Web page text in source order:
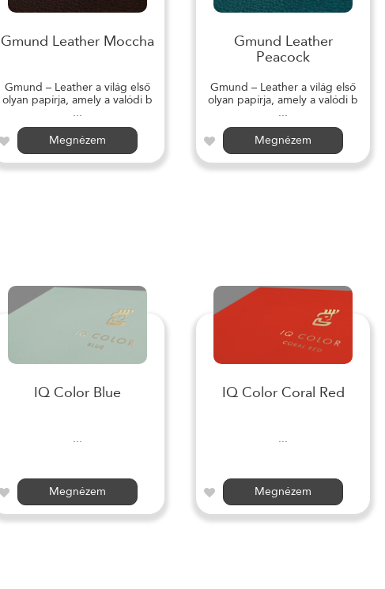
Gmund Leather Moccha
Gmund – Leather a világ első
olyan papírja, amely a valódi b
...
Megnézem
Gmund Leather
Peacock
Gmund – Leather a világ első
olyan papírja, amely a valódi b
...
Megnézem
IQ Color Blue
...
Megnézem
IQ Color Coral Red
...
Megnézem